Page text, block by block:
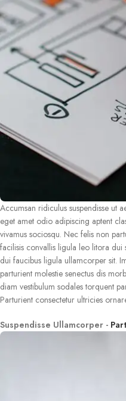
Accumsan ridiculus suspendisse ut
eget amet odio adipiscing aptent
vivamus sociosqu. Nec felis non
facilisis convallis ligula leo litora dui
dui faucibus ligula ullamcorper sit.
parturient molestie senectus dis
diam vestibulum sodales torquent
Parturient consectetur ultricies
Suspendisse Ullamcorper -